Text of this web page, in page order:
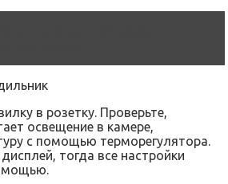
в розетку. Проверьте,
освещение в камере,
с помощью терморегулятора.
тогда все настройки